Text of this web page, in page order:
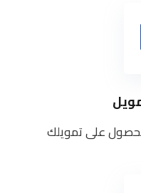
على تمويلك